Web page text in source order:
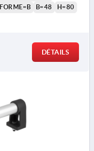
FORME=B B=48 H=80
DÉTAILS